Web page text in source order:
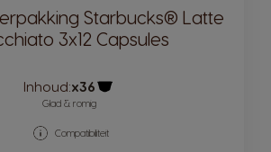
Starbucks® Latte
3x12 Capsules
Inhoud:x36
Pictogram capsule
Glad & romig
Compatibiliteit